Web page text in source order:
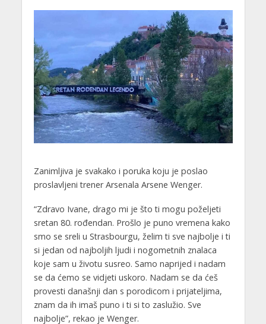
Zanimljiva je svakako i poruka koju je poslao
proslavljeni trener Arsenala Arsene Wenger.
“Zdravo Ivane, drago mi je što ti mogu poželjeti
sretan 80. rođendan. Prošlo je puno vremena kako
smo se sreli u Strasbourgu, želim ti sve najbolje i ti
si jedan od najboljih ljudi i nogometnih znalaca
koje sam u životu susreo. Samo naprijed i nadam
se da ćemo se vidjeti uskoro. Nadam se da ćeš
provesti današnji dan s porodicom i prijateljima,
znam da ih imaš puno i ti si to zaslužio. Sve
najbolje”, rekao je Wenger.